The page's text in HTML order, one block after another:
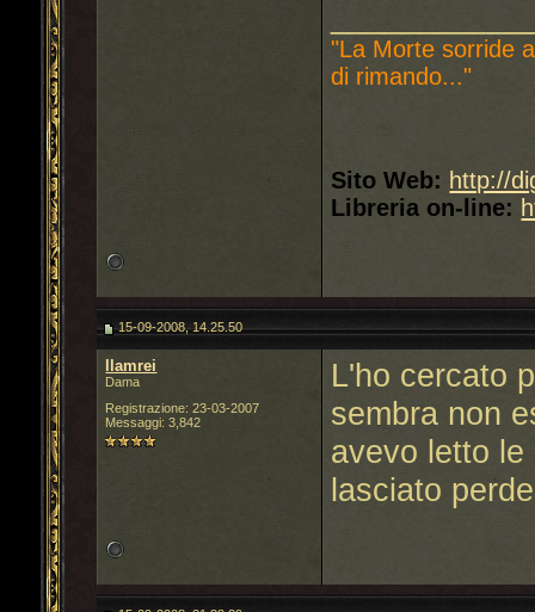
"La Morte sorride
di rimando..."
Sito Web: http://
Libreria on-line:
15-09-2008, 14.25.50
llamrei
Dama
Registrazione: 23-03-2007
Messaggi: 3,842
L'ho cercato
sembra non
avevo letto
lasciato